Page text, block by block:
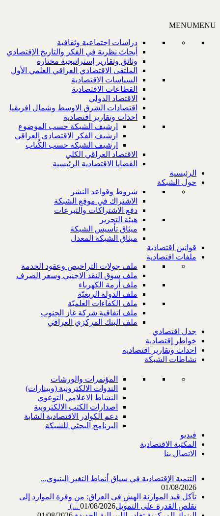
MENUMENU
دراسات اجتماعية وثقافية
أبحاث نظرية في الفكر والتاريخ الإقتصادي
وثائق وتقارير إستراتيجية مختارة
الملتقى الاقتصادي العراقي العلمي الأول
السياسات الاقتصادية
القطاعات الاقتصادية
الاقتصاد الدولي
اقتصادات الشرق الاوسط وشمال افريقيا
احداث وتقارير اقتصادية
ارشيف الشبكة حسب الموضوع
ارشيف الفكر الاقتصادي العراقي
ارشيف الشبكة حسب الكُتاب
الاقتصاد العراقي الكلي
القضايا الاقتصادية الرئيسية
الرئيسية
حول الشبكة
شروط وقواعد النشر
الاشتراك في موقع الشبكة
دفع الاشتراكات والتبرعات
هيئة التحرير
ميثاق تأسيس الشبكة
ميثاق الشبكة المعدل
قوانين اقتصادية
ملفات اقتصادية
ملف جولات التراخيص وعقود الخدمة
ملف سوق النقد الاجنبي وسعر الصرف
ملف أزمة الكهرباء
ملف الدولة الريعيّة
ملف الكفاءات العلميّة
ملف اتفاقية شركة غاز الجنوب
ملف البنك المركزي العراقي
جدل اقتصادي
خواطر إقتصادية
احداث وتقارير اقتصادية
نشاطات الشبكة
المؤتمرات والورشات
الندوات الالكترونية (وبينارات)
النشاط الاعلامي التوعوي
اصدارات الكتب الالكترونية
دعم الكوادر الاقتصادية الشابة
البرنامج البحثي للشبكة
فيديو
المكتبة الاقتصادية
الاتصال بنا
التنمية الإقتصادية في سياق أنماط التغير البنيوي...
01/08/2026
تآكل قيد الموازنة الهش في العراق: من وفرة الموارد إلى
تقلص القدرة على التمويل‎ (...01/08/2026